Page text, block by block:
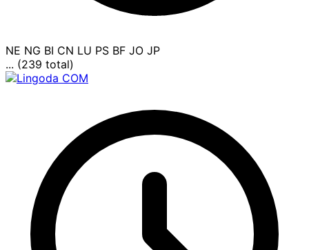
NE NG BI CN LU PS BF JO JP
... (239 total)